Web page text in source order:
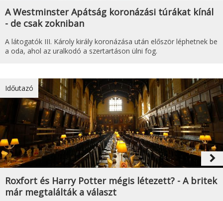
A Westminster Apátság koronázási túrákat kínál
- de csak zokniban
A látogatók III. Károly király koronázása után először léphetnek be
a oda, ahol az uralkodó a szertartáson ülni fog.
Időutazó
navigate_next
Roxfort és Harry Potter mégis létezett? - A britek
már megtalálták a választ